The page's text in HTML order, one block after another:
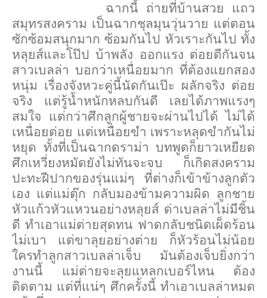
ฉากนี้ ถ่ายที่บ้านสวย แถว
สมุทรสงคราม เป็นฉากชุลมุนวุ่นวาย แต่ตอน
ซักซ้อมสนุกมาก ซ้อมกันไป หัวเราะกันไป ทั้ง
หลุยส์และโป๊ป บ้าพลัง ออกแรง ต่อยตีกันจน
สาวเบลล่า บอกว่าเหนื่อยมาก ที่ต้องแยกสอง
หนุ่ม เรื่องจังหวะคู่นี้นัดกันเป๊ะ ผลักจริง ต่อย
จริง แต่รู้น้ำหนักหลบกันดี เลยได้ภาพแรงๆ
สมใจ แต่กว่าศึกลูกผู้ชายจะผ่านไปได้ ไม่ได้
เหนื่อยต่อย แต่เหนื่อยขำ เพราะหลุดขำกันไม่
หยุด ทั้งที่เป็นฉากดราม่า บทพูดก็ยาวเหยียด
ศึกเหวี่ยงหมัดยังไม่ทันจะจบ ก็เกิดสงคราม
ปะทะฝีปากของรุ่นแม่ๆ ที่ต่างก็เข้าข้างลูกตัว
เอง แต่แม่ตุ๊ก กลับมองข้ามความผิด ลูกชาย
หัวแก้วหัวแหวนอย่างหลุยส์ ด่าเบลล่าไม่มีชิ้น
ดี ทำเอาแม่ต่ายสุดทน ฟาดกลับชนิดเผ็ดร้อน
ไม่เบา แต่ขาลุยอย่างต่าย ก็หัวร้อนไม่น้อย
ใครทำลูกสาวเบลล่าเจ็บ มันต้องเจ็บยิ่งกว่า
งานนี้ แม่ต่ายจะลุยแหลกเบอร์ไหน ต้อง
ติดตาม แต่ที่แน่ๆ ศึกครั้งนี้ ทำเอาเบลล่าหมด